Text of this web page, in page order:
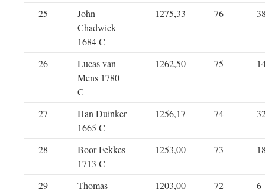
25
John
Chadwick
1684 C
1275,33 76
26
Lucas van
Mens 1780
C
1262,50 75
27
Han Duinker
1665 C
1256,17 74
28
Boor Fekkes
1713 C
1253,00 73
29
Thomas
1203,00 72 6